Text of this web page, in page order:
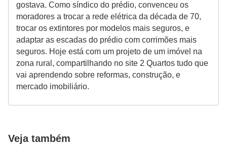
gostava. Como síndico do prédio, convenceu os
moradores a trocar a rede elétrica da década de 70,
trocar os extintores por modelos mais seguros, e
adaptar as escadas do prédio com corrimões mais
seguros. Hoje está com um projeto de um imóvel na
zona rural, compartilhando no site 2 Quartos tudo que
vai aprendendo sobre reformas, construção, e
mercado imobiliário.
Veja também